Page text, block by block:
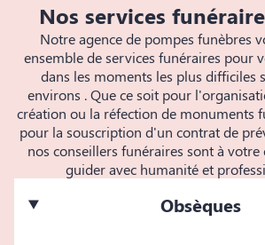
Nos services
Notre agence de pompes funèbres
ensemble de services funéraires pour
dans les moments les plus difficiles
environs . Que ce soit pour
création ou la réfection de monuments
pour la souscription d'un contrat de
nos conseillers funéraires sont à
guider avec humanité et
Obsèques